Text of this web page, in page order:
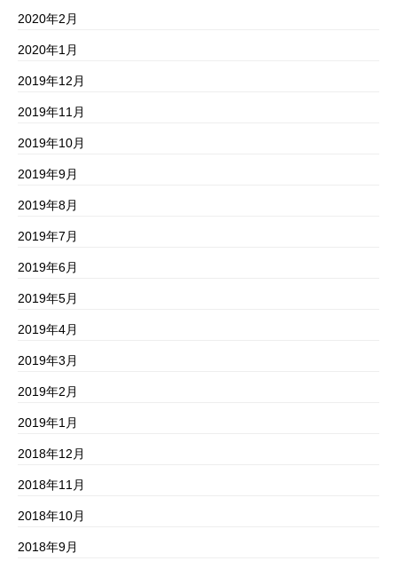
2020年2月
2020年1月
2019年12月
2019年11月
2019年10月
2019年9月
2019年8月
2019年7月
2019年6月
2019年5月
2019年4月
2019年3月
2019年2月
2019年1月
2018年12月
2018年11月
2018年10月
2018年9月